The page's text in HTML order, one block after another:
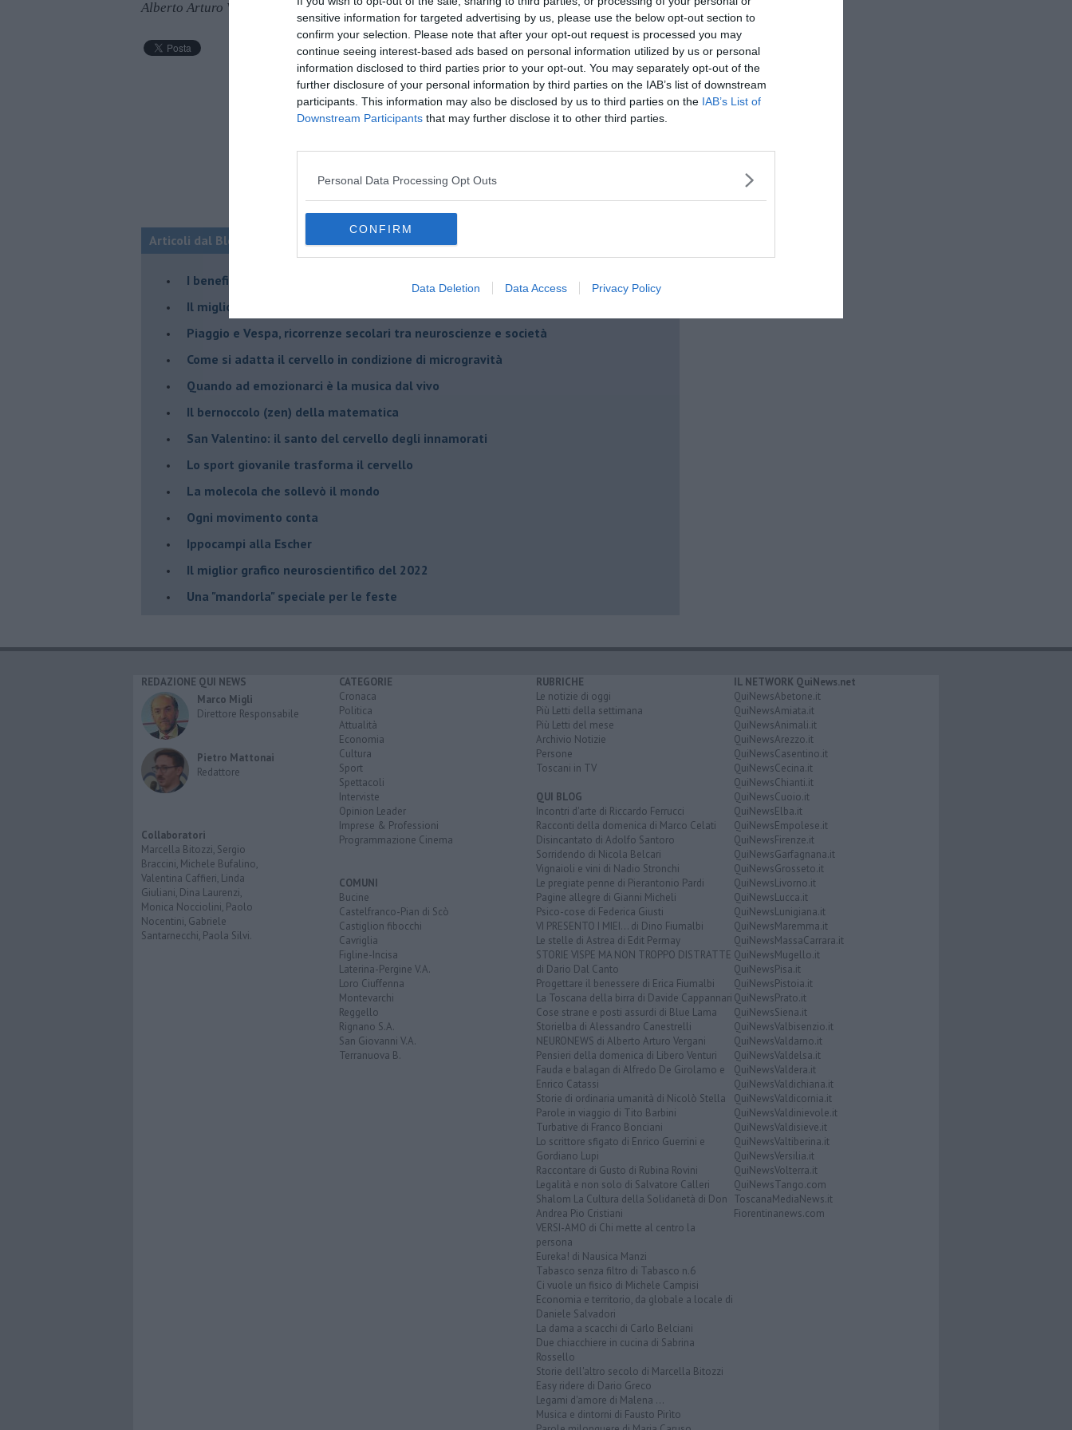
sensitive information for targeted advertising by us, please use the below opt-out section to
confirm your selection. Please note that after your opt-out request is processed you may
continue seeing interest-based ads based on personal information utilized by us or personal
information disclosed to third parties prior to your opt-out. You may separately opt-out of the
further disclosure of your personal information by third parties on the IAB’s list of downstream
participants. This information may also be disclosed by us to third parties on the IAB’s List of
Downstream Participants that may further disclose it to other third parties.
Personal Data Processing Opt Outs
CONFIRM
Data Deletion Data Access Privacy Policy
Alberto Arturo Vergani
Articoli dal Blog “NEURONEWS” di Alberto Arturo Vergani
​I benefici neurali del tango
​Il migliore amico (del cervello) dell’uomo
Piaggio e Vespa, ricorrenze secolari tra neuroscienze e società
​Come si adatta il cervello in condizione di microgravità
​Quando ad emozionarci è la musica dal vivo
Il bernoccolo (zen) della matematica
San Valentino: il santo del cervello degli innamorati
​Lo sport giovanile trasforma il cervello
​La molecola che sollevò il mondo
Ogni movimento conta
Ippocampi alla Escher
Il miglior grafico neuroscientifico del 2022
​Una "mandorla" speciale per le feste
REDAZIONE QUI NEWS
Marco Migli
Direttore Responsabile
Pietro Mattonai
Redattore
Collaboratori
Marcella Bitozzi, Sergio
Braccini, Michele Bufalino,
Valentina Caffieri, Linda
Giuliani, Dina Laurenzi,
Monica Nocciolini, Paolo
Nocentini, Gabriele
Santarnecchi, Paola Silvi.
CATEGORIE
Cronaca
Politica
Attualità
Economia
Cultura
Sport
Spettacoli
Interviste
Opinion Leader
Imprese & Professioni
Programmazione Cinema
COMUNI
Bucine
Castelfranco-Pian di Scò
Castiglion fibocchi
Cavriglia
Figline-Incisa
Laterina-Pergine V.A.
Loro Ciuffenna
Montevarchi
Reggello
Rignano S.A.
San Giovanni V.A.
Terranuova B.
RUBRICHE
Le notizie di oggi
Più Letti della settimana
Più Letti del mese
Archivio Notizie
Persone
Toscani in TV
QUI BLOG
Incontri d'arte di Riccardo Ferrucci
Racconti della domenica di Marco Celati
Disincantato di Adolfo Santoro
Sorridendo di Nicola Belcari
Vignaioli e vini di Nadio Stronchi
Le pregiate penne di Pierantonio Pardi
Pagine allegre di Gianni Micheli
Psico-cose di Federica Giusti
VI PRESENTO I MIEI... di Dino Fiumalbi
Le stelle di Astrea di Edit Permay
STORIE VISPE MA NON TROPPO DISTRATTE
di Dario Dal Canto
Progettare il benessere di Erica Fiumalbi
La Toscana della birra di Davide Cappannari
Cose strane e posti assurdi di Blue Lama
Storielba di Alessandro Canestrelli
NEURONEWS di Alberto Arturo Vergani
Pensieri della domenica di Libero Venturi
Fauda e balagan di Alfredo De Girolamo e
Enrico Catassi
Storie di ordinaria umanità di Nicolò Stella
Parole in viaggio di Tito Barbini
Turbative di Franco Bonciani
Lo scrittore sfigato di Enrico Guerrini e
Gordiano Lupi
Raccontare di Gusto di Rubina Rovini
Legalità e non solo di Salvatore Calleri
Shalom La Cultura della Solidarietà di Don
Andrea Pio Cristiani
VERSI-AMO di Chi mette al centro la
persona
Eureka! di Nausica Manzi
Tabasco senza filtro di Tabasco n.6
Ci vuole un fisico di Michele Campisi
Economia e territorio, da globale a locale di
Daniele Salvadori
La dama a scacchi di Carlo Belciani
Due chiacchiere in cucina di Sabrina
Rossello
Storie dell'altro secolo di Marcella Bitozzi
Easy ridere di Dario Greco
Legami d'amore di Malena ...
Musica e dintorni di Fausto Pirìto
IL NETWORK QuiNews.net
QuiNewsAbetone.it
QuiNewsAmiata.it
QuiNewsAnimali.it
QuiNewsArezzo.it
QuiNewsCasentino.it
QuiNewsCecina.it
QuiNewsChianti.it
QuiNewsCuoio.it
QuiNewsElba.it
QuiNewsEmpolese.it
QuiNewsFirenze.it
QuiNewsGarfagnana.it
QuiNewsGrosseto.it
QuiNewsLivorno.it
QuiNewsLucca.it
QuiNewsLunigiana.it
QuiNewsMaremma.it
QuiNewsMassaCarrara.it
QuiNewsMugello.it
QuiNewsPisa.it
QuiNewsPistoia.it
QuiNewsPrato.it
QuiNewsSiena.it
QuiNewsValbisenzio.it
QuiNewsValdarno.it
QuiNewsValdelsa.it
QuiNewsValdera.it
QuiNewsValdichiana.it
QuiNewsValdicornia.it
QuiNewsValdinievole.it
QuiNewsValdisieve.it
QuiNewsValtiberina.it
QuiNewsVersilia.it
QuiNewsVolterra.it
QuiNewsTango.com
ToscanaMediaNews.it
Fiorentinanews.com